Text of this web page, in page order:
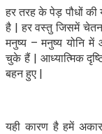
हर तरह के पेड़ पौधों की
है | हर वस्तु जिसमें
मनुष्य – मनुष्य योनि
चुके हैं | आध्यात्मिक
बहन हुए |
यही कारण है हमें